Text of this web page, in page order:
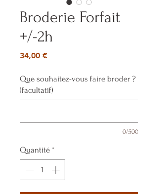
Broderie Forfait
+/-2h
34,00 €Prix
Que souhaitez-vous faire broder ?
(facultatif)
0/500
Quantité *